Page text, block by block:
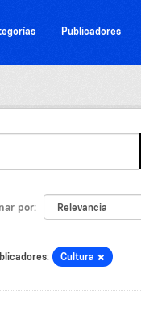
Publicadores
por
Cultura